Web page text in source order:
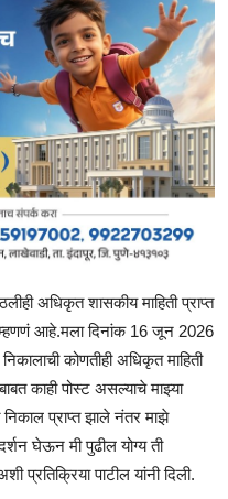
अधिकृत शासकीय माहिती प्राप्त
म्हणणं आहे.मला दिनांक 16 जून 2026
कोणतीही अधिकृत माहिती
काही पोस्ट असल्याचे माझ्या
प्राप्त झाले नंतर माझे
घेऊन मी पुढील योग्य ती
प्रतिक्रिया पाटील यांनी दिली.